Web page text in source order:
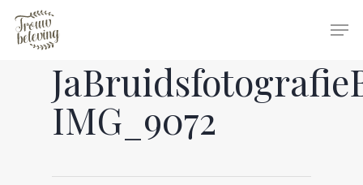
Hit enter to search or ESC to close
IMG_9072